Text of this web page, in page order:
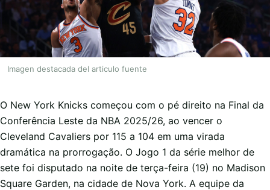
Imagen destacada del articulo fuente
O New York Knicks começou com o pé direito na Final da
Conferência Leste da NBA 2025/26, ao vencer o
Cleveland Cavaliers por 115 a 104 em uma virada
dramática na prorrogação. O Jogo 1 da série melhor de
sete foi disputado na noite de terça-feira (19) no Madison
Square Garden, na cidade de Nova York. A equipe da